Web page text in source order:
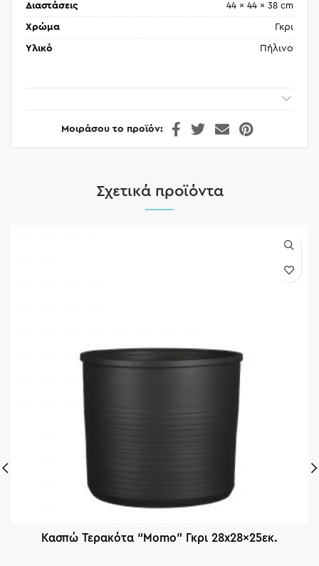
Διαστάσεις 44 × 44 × 38 cm
Χρώμα Γκρι
Υλικό Πήλινο
Μοιράσου το προϊόν
Σχετικά προϊόντα
Κασπώ Τερακότα “Momo” Γκρι 28x28x25εκ.